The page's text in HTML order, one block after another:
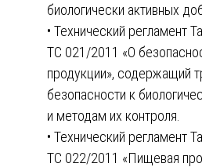
биологически активных
• Технический регламент
ТС 021/2011 «О
продукции», содержащий
безопасности к
и методам их контроля.
• Технический регламент
ТС 022/2011 «Пищевая